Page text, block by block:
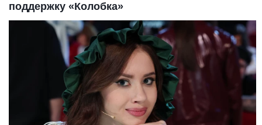
поддержку «Колобка»